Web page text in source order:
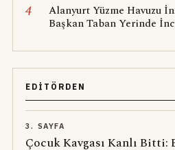
4
Alanyurt Yüzme Havuzu
Başkan Taban Yerinde
EDITÖRDEN
3. SAYFA
Çocuk Kavgası Kanlı Bitti: